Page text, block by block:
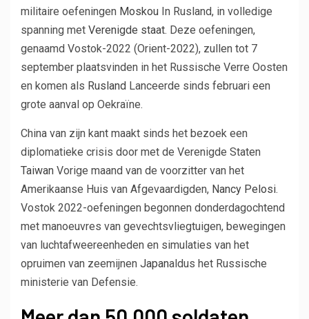
militaire oefeningen Moskou In Rusland, in volledige
spanning met Verenigde staat. Deze oefeningen,
genaamd Vostok-2022 (Orient-2022), zullen tot 7
september plaatsvinden in het Russische Verre Oosten
en komen als Rusland Lanceerde sinds februari een
grote aanval op Oekraïne.
China van zijn kant maakt sinds het bezoek een
diplomatieke crisis door met de Verenigde Staten
Taiwan Vorige maand van de voorzitter van het
Amerikaanse Huis van Afgevaardigden, Nancy Pelosi.
Vostok 2022-oefeningen begonnen donderdagochtend
met manoeuvres van gevechtsvliegtuigen, bewegingen
van luchtafweereenheden en simulaties van het
opruimen van zeemijnen Japanaldus het Russische
ministerie van Defensie.